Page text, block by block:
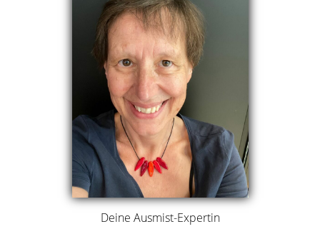
Deine Ausmist-Expertin